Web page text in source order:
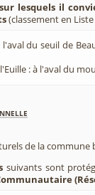
lesquels il
(classement en
l'aval du seuil de
: à l'aval du
de la
suivants sont